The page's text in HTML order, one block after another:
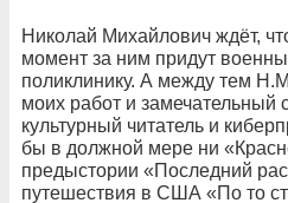
Николай Михайлович ждёт,
момент за ним придут
поликлинику. А между тем
моих работ и замечательный
культурный читатель и
бы в должной мере ни
предыстории «Последний
путешествия в США «По то